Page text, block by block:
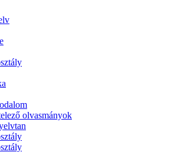
olvasmányok